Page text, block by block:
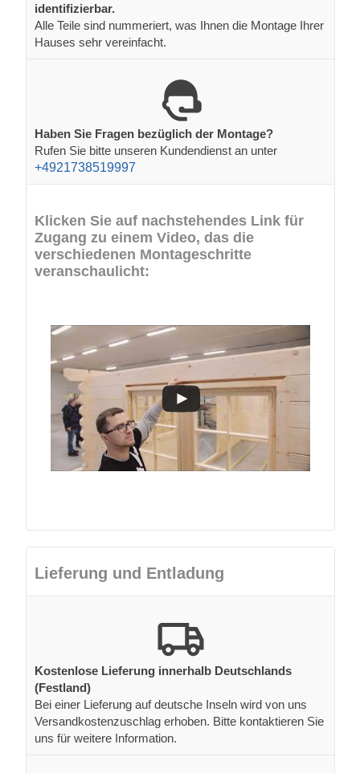
identifizierbar.
Alle Teile sind nummeriert, was Ihnen die Montage Ihrer
Hauses sehr vereinfacht.
Haben Sie Fragen bezüglich der Montage?
Rufen Sie bitte unseren Kundendienst an unter
+4921738519997
Klicken Sie auf nachstehendes Link für
Zugang zu einem Video, das die
verschiedenen Montageschritte
veranschaulicht:
Lieferung und Entladung
Kostenlose Lieferung innerhalb Deutschlands
(Festland)
Bei einer Lieferung auf deutsche Inseln wird von uns
Versandkostenzuschlag erhoben. Bitte kontaktieren Sie
uns für weitere Information.